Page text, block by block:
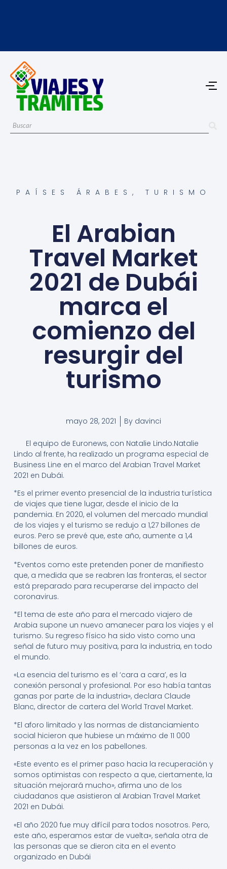
PAÍSES ÁRABES , TURISMO
El Arabian
Travel Market
2021 de Dubái
marca el
comienzo del
resurgir del
turismo
mayo 28, 2021 By davinci
El equipo de Euronews, con Natalie Lindo.Natalie
Lindo al frente, ha realizado un programa especial de
Business Line en el marco del Arabian Travel Market
2021 en Dubái.
*Es el primer evento presencial de la industria turística
de viajes que tiene lugar, desde el inicio de la
pandemia. En 2020, el volumen del mercado mundial
de los viajes y el turismo se redujo a 1,27 billones de
euros. Pero se prevé que, este año, aumente a 1,4
billones de euros.
*Eventos como este pretenden poner de manifiesto
que, a medida que se reabren las fronteras, el sector
está preparado para recuperarse del impacto del
coronavirus.
*El tema de este año para el mercado viajero de
Arabia supone un nuevo amanecer para los viajes y el
turismo. Su regreso físico ha sido visto como una
señal de futuro muy positiva, para la industria, en todo
el mundo.
«La esencia del turismo es el ‘cara a cara’, es la
conexión personal y profesional. Por eso había tantas
ganas por parte de la industria», declara Claude
Blanc, director de cartera del World Travel Market.
*El aforo limitado y las normas de distanciamiento
social hicieron que hubiese un máximo de 11 000
personas a la vez en los pabellones.
«Este evento es el primer paso hacia la recuperación y
somos optimistas con respecto a que, ciertamente, la
situación mejorará mucho», afirma uno de los
ciudadanos que asistieron al Arabian Travel Market
2021 en Dubái.
«El año 2020 fue muy difícil para todos nosotros. Pero,
este año, esperamos estar de vuelta», señala otra de
las personas que se dieron cita en el evento
organizado en Dubái